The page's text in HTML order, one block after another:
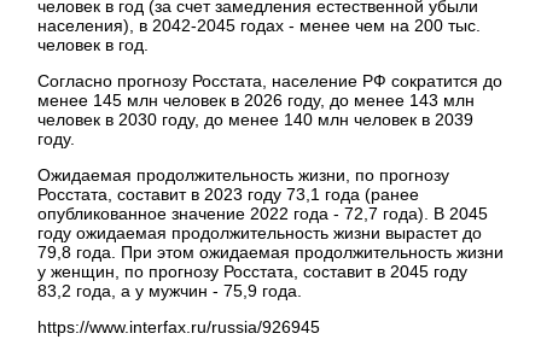
человек в год (за счет замедления естественной убыли
населения), в 2042-2045 годах - менее чем на 200 тыс.
человек в год.
Согласно прогнозу Росстата, население РФ сократится до
менее 145 млн человек в 2026 году, до менее 143 млн
человек в 2030 году, до менее 140 млн человек в 2039
году.
Ожидаемая продолжительность жизни, по прогнозу
Росстата, составит в 2023 году 73,1 года (ранее
опубликованное значение 2022 года - 72,7 года). В 2045
году ожидаемая продолжительность жизни вырастет до
79,8 года. При этом ожидаемая продолжительность жизни
у женщин, по прогнозу Росстата, составит в 2045 году
83,2 года, а у мужчин - 75,9 года.
https://www.interfax.ru/russia/926945